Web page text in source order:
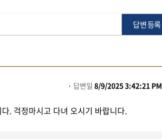
답변 등록
답변일 8/9/2025 3:42:21 PM
. 걱정마시고 다녀 오시기 바랍니다.